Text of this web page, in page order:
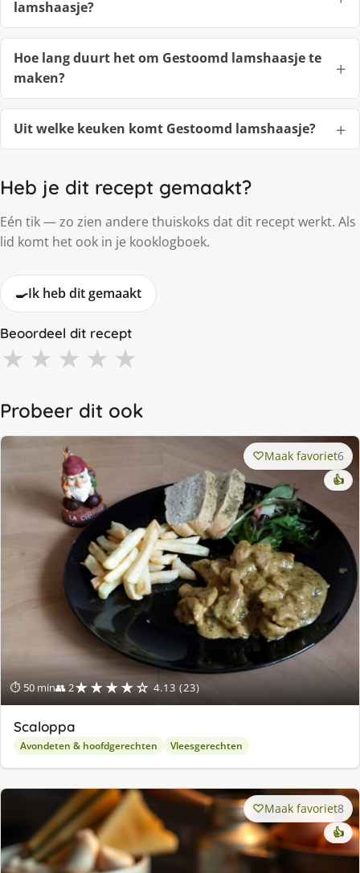
lamshaasje?
Hoe lang duurt het om Gestoomd lamshaasje te
maken?
Uit welke keuken komt Gestoomd lamshaasje?
Heb je dit recept gemaakt?
Eén tik — zo zien andere thuiskoks dat dit recept werkt. Als
lid komt het ook in je kooklogboek.
🍳Ik heb dit gemaakt
Beoordeel dit recept
★ ★ ★ ★ ★
Probeer dit ook
⏱ 50 min👥 2★★★★☆ 4.13 (23)
Maak favoriet6
👍
Scaloppa
Avondeten & hoofdgerechten Vleesgerechten
Maak favoriet8
👍